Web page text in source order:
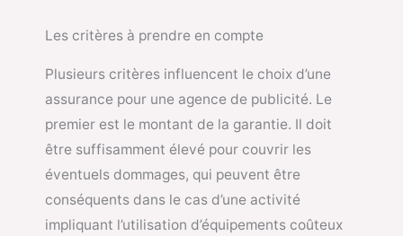
Les critères à prendre en compte
Plusieurs critères influencent le choix d’une
assurance pour une agence de publicité. Le
premier est le montant de la garantie. Il doit
être suffisamment élevé pour couvrir les
éventuels dommages, qui peuvent être
conséquents dans le cas d’une activité
impliquant l’utilisation d’équipements coûteux